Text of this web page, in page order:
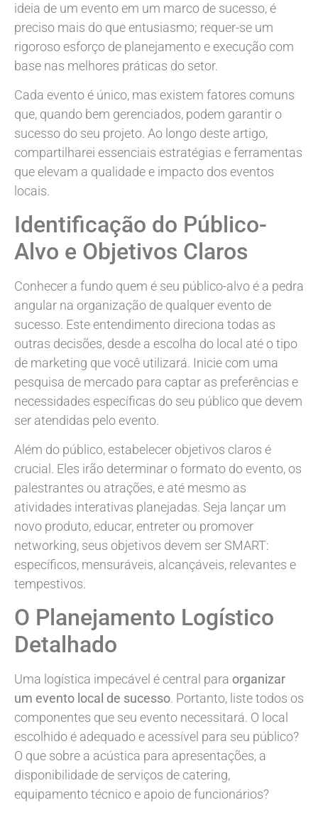
ideia de um evento em um marco de sucesso, é
preciso mais do que entusiasmo; requer-se um
rigoroso esforço de planejamento e execução com
base nas melhores práticas do setor.
Cada evento é único, mas existem fatores comuns
que, quando bem gerenciados, podem garantir o
sucesso do seu projeto. Ao longo deste artigo,
compartilharei essenciais estratégias e ferramentas
que elevam a qualidade e impacto dos eventos
locais.
Identificação do Público-
Alvo e Objetivos Claros
Conhecer a fundo quem é seu público-alvo é a pedra
angular na organização de qualquer evento de
sucesso. Este entendimento direciona todas as
outras decisões, desde a escolha do local até o tipo
de marketing que você utilizará. Inicie com uma
pesquisa de mercado para captar as preferências e
necessidades específicas do seu público que devem
ser atendidas pelo evento.
Além do público, estabelecer objetivos claros é
crucial. Eles irão determinar o formato do evento, os
palestrantes ou atrações, e até mesmo as
atividades interativas planejadas. Seja lançar um
novo produto, educar, entreter ou promover
networking, seus objetivos devem ser SMART:
específicos, mensuráveis, alcançáveis, relevantes e
tempestivos.
O Planejamento Logístico
Detalhado
Uma logística impecável é central para organizar
um evento local de sucesso. Portanto, liste todos os
componentes que seu evento necessitará. O local
escolhido é adequado e acessível para seu público?
O que sobre a acústica para apresentações, a
disponibilidade de serviços de catering,
equipamento técnico e apoio de funcionários?